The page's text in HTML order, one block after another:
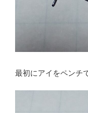
最初にアイをペンチ